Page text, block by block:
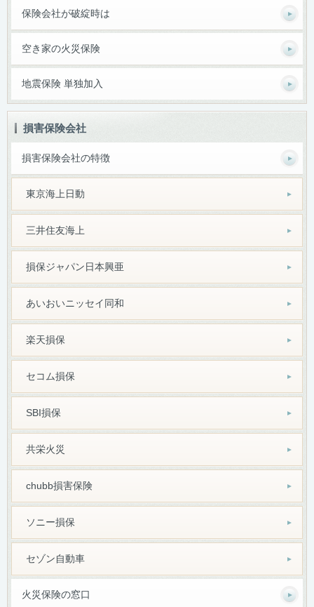
保険会社が破綻時は
空き家の火災保険
地震保険 単独加入
損害保険会社
損害保険会社の特徴
東京海上日動
三井住友海上
損保ジャパン日本興亜
あいおいニッセイ同和
楽天損保
セコム損保
SBI損保
共栄火災
chubb損害保険
ソニー損保
セゾン自動車
火災保険の窓口